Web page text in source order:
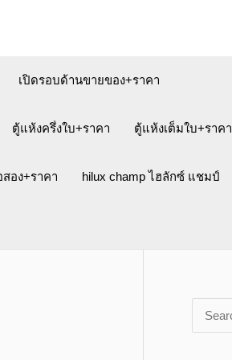
เปิดรอบด้านขายของ+ราคา
ตู้แห้งครึ่งใบ+ราคา ตู้แห้งเต็มใบ+ราคา
อง+ราคา hilux champ ไฮลักซ์ แชมป์